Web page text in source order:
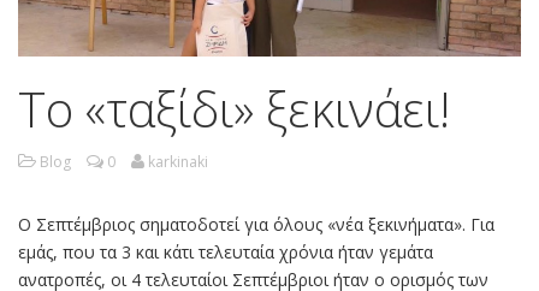
Το «ταξίδι» ξεκινάει!
Blog 0 karkinaki
Ο Σεπτέμβριος σηματοδοτεί για όλους «νέα ξεκινήματα». Για
εμάς, που τα 3 και κάτι τελευταία χρόνια ήταν γεμάτα
ανατροπές, οι 4 τελευταίοι Σεπτέμβριοι ήταν ο ορισμός των